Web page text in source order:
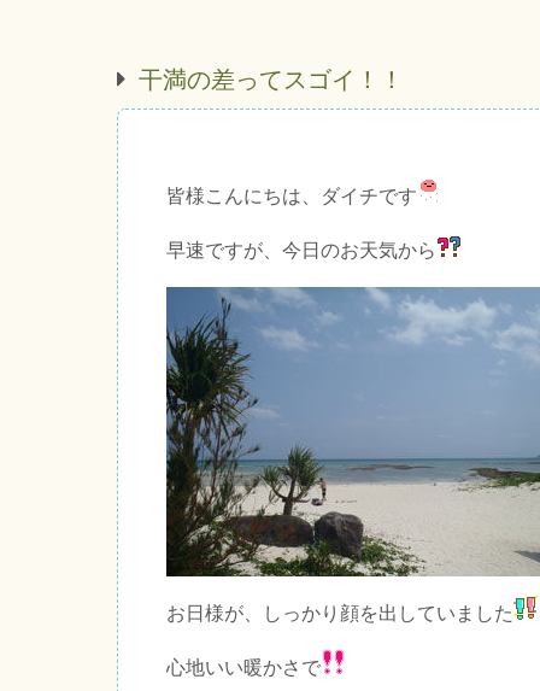
干満の差ってスゴイ！！
皆様こんにちは、ダイチです
早速ですが、今日のお天気から
お日様が、しっかり顔を出していました
心地いい暖かさで